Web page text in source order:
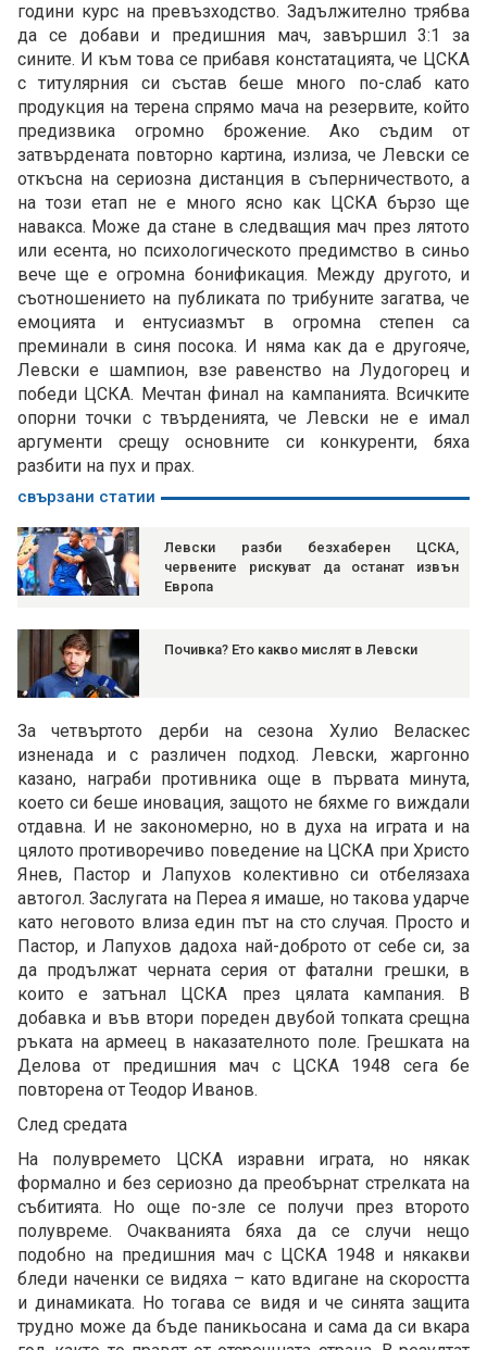
години курс на превъзходство. Задължително трябва
да се добави и предишния мач, завършил 3:1 за
сините. И към това се прибавя констатацията, че ЦСКА
с титулярния си състав беше много по-слаб като
продукция на терена спрямо мача на резервите, който
предизвика огромно брожение. Ако съдим от
затвърдената повторно картина, излиза, че Левски се
откъсна на сериозна дистанция в съперничеството, а
на този етап не е много ясно как ЦСКА бързо ще
навакса. Може да стане в следващия мач през лятото
или есента, но психологическото предимство в синьо
вече ще е огромна бонификация. Между другото, и
съотношението на публиката по трибуните загатва, че
емоцията и ентусиазмът в огромна степен са
преминали в синя посока. И няма как да е другояче,
Левски е шампион, взе равенство на Лудогорец и
победи ЦСКА. Мечтан финал на кампанията. Всичките
опорни точки с твърденията, че Левски не е имал
аргументи срещу основните си конкуренти, бяха
разбити на пух и прах.
свързани статии
Левски разби безхаберен ЦСКА,
червените рискуват да останат извън
Европа
Почивка? Ето какво мислят в Левски
За четвъртото дерби на сезона Хулио Веласкес
изненада и с различен подход. Левски, жаргонно
казано, награби противника още в първата минута,
което си беше иновация, защото не бяхме го виждали
отдавна. И не закономерно, но в духа на играта и на
цялото противоречиво поведение на ЦСКА при Христо
Янев, Пастор и Лапухов колективно си отбелязаха
автогол. Заслугата на Переа я имаше, но такова ударче
като неговото влиза един път на сто случая. Просто и
Пастор, и Лапухов дадоха най-доброто от себе си, за
да продължат черната серия от фатални грешки, в
които е затънал ЦСКА през цялата кампания. В
добавка и във втори пореден двубой топката срещна
ръката на армеец в наказателното поле. Грешката на
Делова от предишния мач с ЦСКА 1948 сега бе
повторена от Теодор Иванов.
След средата
На полувремето ЦСКА изравни играта, но някак
формално и без сериозно да преобърнат стрелката на
събитията. Но още по-зле се получи през второто
полувреме. Очакванията бяха да се случи нещо
подобно на предишния мач с ЦСКА 1948 и някакви
бледи наченки се видяха – като вдигане на скоростта
и динамиката. Но тогава се видя и че синята защита
трудно може да бъде паникьосана и сама да си вкара